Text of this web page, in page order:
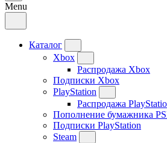
Menu
Каталог
Xbox
Распродажа Xbox
Подписки Xbox
PlayStation
Распродажа
Пополнение бумажника
Подписки PlayStation
Steam